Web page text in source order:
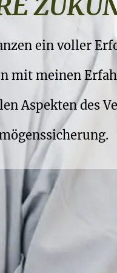
ein voller
mit meinen
Aspekten des
in sichere
Ruhestand
Ihrer Arbeit